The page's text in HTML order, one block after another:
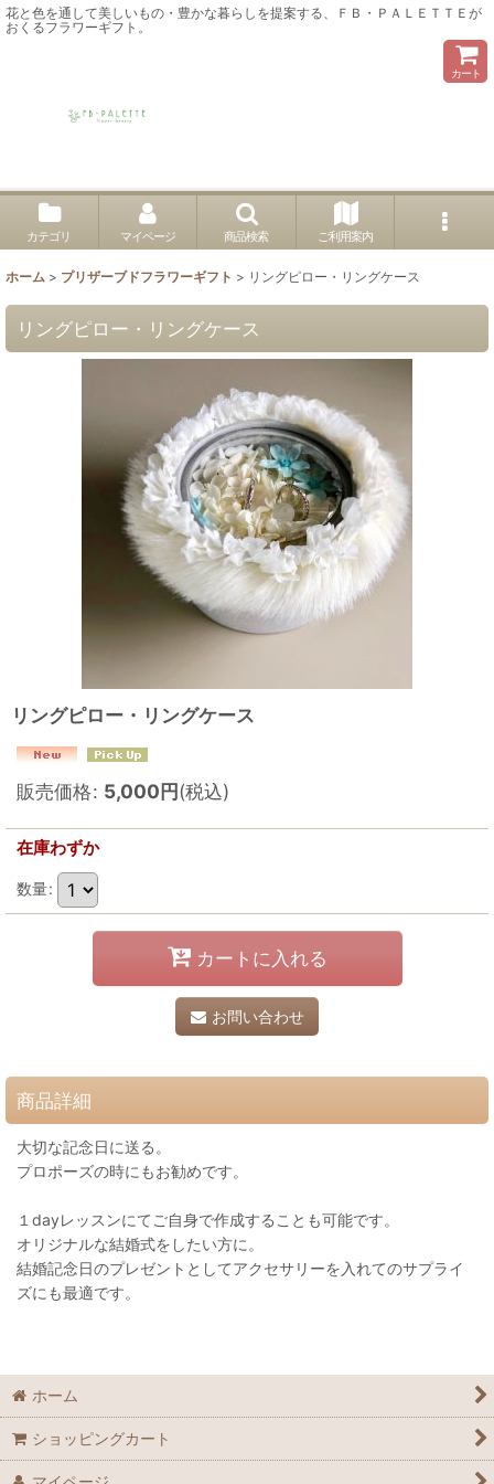
花と色を通して美しいもの・豊かな暮らしを提案する、ＦＢ・ＰＡＬＥＴＴＥが
おくるフラワーギフト。
カート
カテゴリ マイページ 商品検索 ご利用案内
ホーム > プリザーブドフラワーギフト > リングピロー・リングケース
リングピロー・リングケース
リングピロー・リングケース
販売価格: 5,000円(税込)
在庫わずか
数量:
カートに入れる
お問い合わせ
商品詳細
大切な記念日に送る。
プロポーズの時にもお勧めです。
１dayレッスンにてご自身で作成することも可能です。
オリジナルな結婚式をしたい方に。
結婚記念日のプレゼントとしてアクセサリーを入れてのサプライ
ズにも最適です。
ホーム
ショッピングカート